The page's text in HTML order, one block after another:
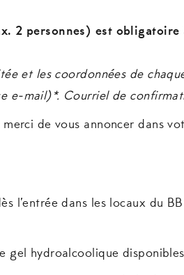
2 personnes) est obligatoire
et les coordonnées de
e-mail)*. Courriel de
de vous annoncer dans
l’entrée dans les locaux du
gel hydroalcoolique